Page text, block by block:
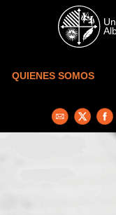
Skip to main content
QUIENES SOMOS